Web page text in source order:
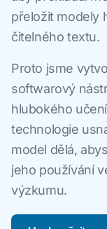
přeložit modely
čitelného textu.
Proto jsme
softwarový
hlubokého
technologie
model dělá,
jeho používání
výzkumu.